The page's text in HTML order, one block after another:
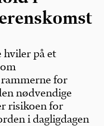
hviler på et
for
nødvendige
risikoen for
i dagligdagen